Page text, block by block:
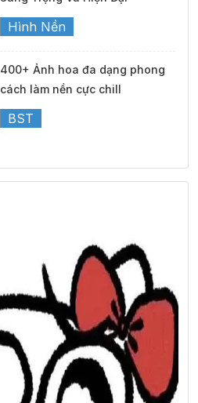
Hình Nền
400+ Ảnh hoa đa dạng phong
cách làm nền cực chill
BST